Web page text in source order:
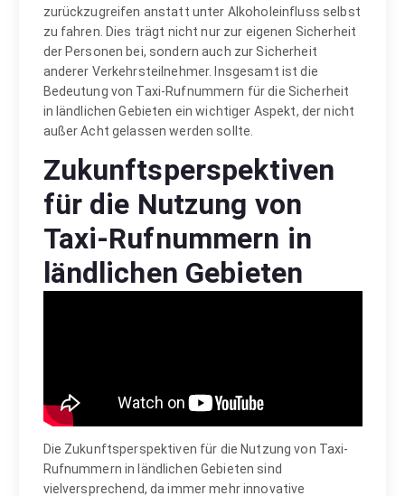
zurückzugreifen anstatt unter Alkoholeinfluss selbst
zu fahren. Dies trägt nicht nur zur eigenen Sicherheit
der Personen bei, sondern auch zur Sicherheit
anderer Verkehrsteilnehmer. Insgesamt ist die
Bedeutung von Taxi-Rufnummern für die Sicherheit
in ländlichen Gebieten ein wichtiger Aspekt, der nicht
außer Acht gelassen werden sollte.
Zukunftsperspektiven
für die Nutzung von
Taxi-Rufnummern in
ländlichen Gebieten
Die Zukunftsperspektiven für die Nutzung von Taxi-
Rufnummern in ländlichen Gebieten sind
vielversprechend, da immer mehr innovative